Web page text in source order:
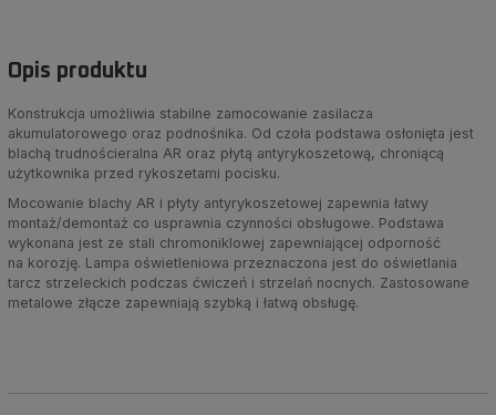
Opis produktu
Konstrukcja umożliwia stabilne zamocowanie zasilacza
akumulatorowego oraz podnośnika. Od czoła podstawa osłonięta jest
blachą trudnościeralna AR oraz płytą antyrykoszetową, chroniącą
użytkownika przed rykoszetami pocisku.
Mocowanie blachy AR i płyty antyrykoszetowej zapewnia łatwy
montaż/demontaż co usprawnia czynności obsługowe. Podstawa
wykonana jest ze stali chromoniklowej zapewniającej odporność
na korozję. Lampa oświetleniowa przeznaczona jest do oświetlania
tarcz strzeleckich podczas ćwiczeń i strzelań nocnych. Zastosowane
metalowe złącze zapewniają szybką i łatwą obsługę.